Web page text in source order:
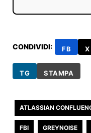
CONDIVIDI: FB X
TG STAMPA
ATLASSIAN
FBI GREYNOISE